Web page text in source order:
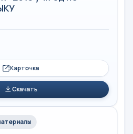
Карточка
Скачать